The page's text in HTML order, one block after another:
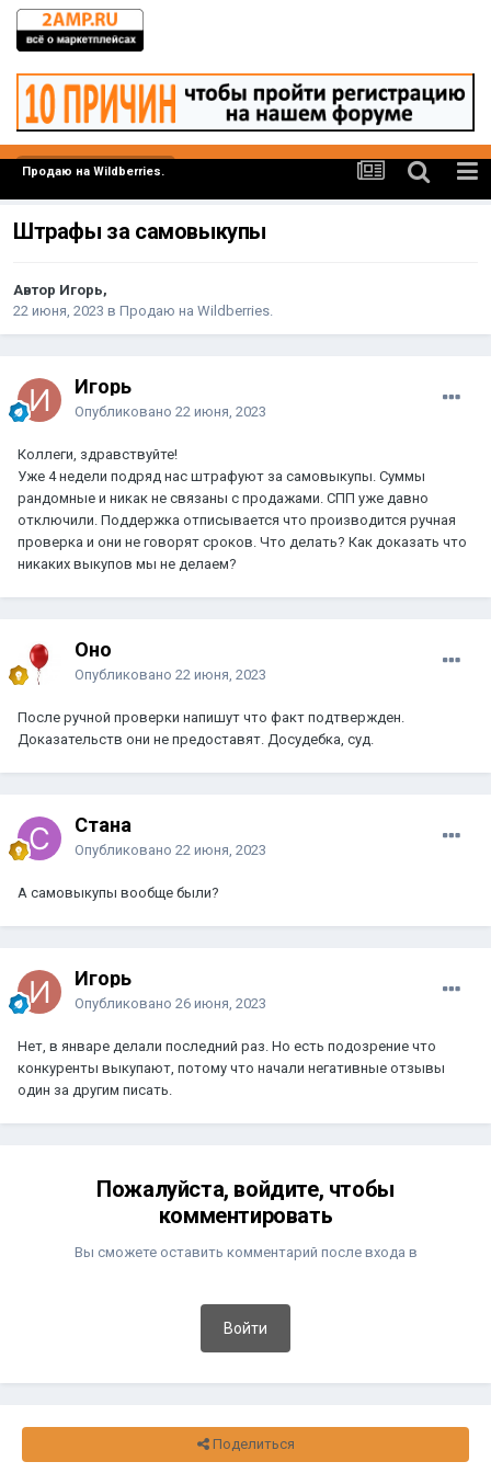
Продаю на Wildberries.
Штрафы за самовыкупы
Автор Игорь,
22 июня, 2023 в Продаю на Wildberries.
Игорь
Опубликовано 22 июня, 2023
Коллеги, здравствуйте!
Уже 4 недели подряд нас штрафуют за самовыкупы. Суммы
рандомные и никак не связаны с продажами. СПП уже давно
отключили. Поддержка отписывается что производится ручная
проверка и они не говорят сроков. Что делать? Как доказать что
никаких выкупов мы не делаем?
Оно
Опубликовано 22 июня, 2023
После ручной проверки напишут что факт подтвержден.
Доказательств они не предоставят. Досудебка, суд.
Стана
Опубликовано 22 июня, 2023
А самовыкупы вообще были?
Игорь
Опубликовано 26 июня, 2023
Нет, в январе делали последний раз. Но есть подозрение что
конкуренты выкупают, потому что начали негативные отзывы
один за другим писать.
Пожалуйста, войдите, чтобы
комментировать
Вы сможете оставить комментарий после входа в
Войти
Поделиться